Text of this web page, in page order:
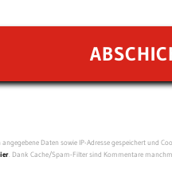
Daten sowie IP-Adresse gespeichert und
. Dank Cache/Spam-Filter sind Kommentare